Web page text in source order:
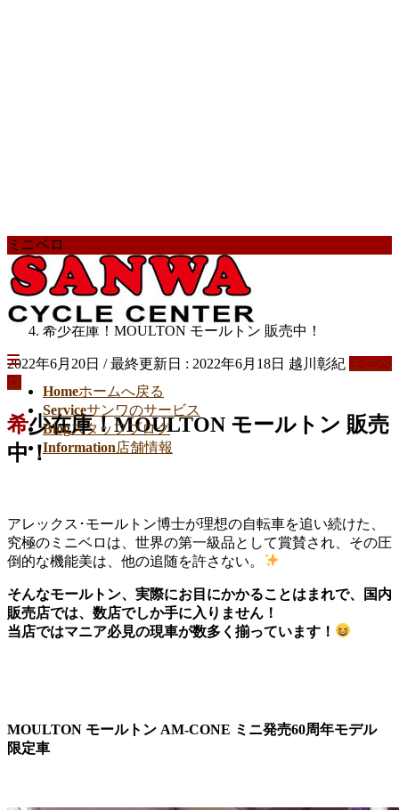
Homeホームへ戻る
Serviceサンワのサービス
Blogスタッフブログ
Information店舗情報
ミニベロ
HOME
スタッフブログ
ミニベロ
希少在庫！MOULTON モールトン 販売中！
2022年6月20日 / 最終更新日 : 2022年6月18日 越川彰紀 ミニベ
ロ
希少在庫！MOULTON モールトン 販売
中！
アレックス･モールトン博士が理想の自転車を追い続けた、
究極のミニベロは、世界の第一級品として賞賛され、その圧
倒的な機能美は、他の追随を許さない。
そんなモールトン、実際にお目にかかることはまれで、国内
販売店では、数店でしか手に入りません！
当店ではマニア必見の現車が数多く揃っています！
MOULTON モールトン AM-CONE ミニ発売60周年モデル
限定車